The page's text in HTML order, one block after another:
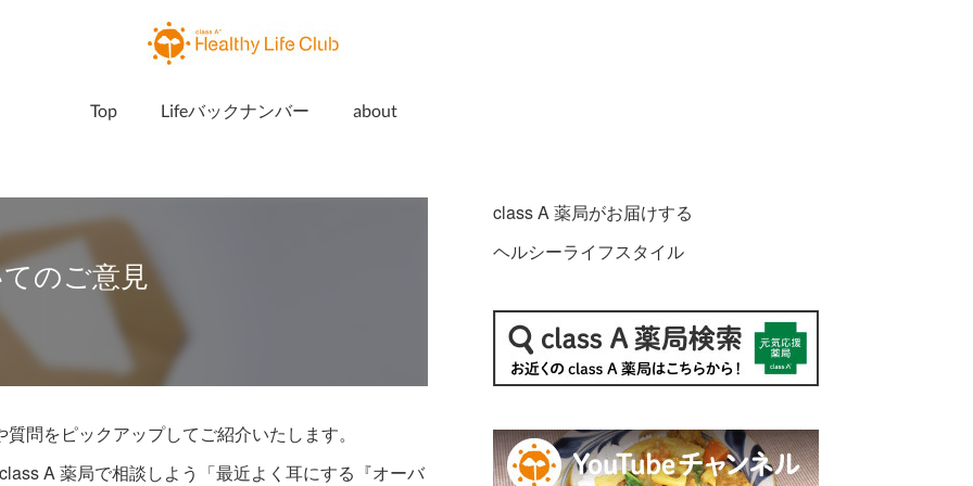
Top Lifeバックナンバー about
のご意見
問をピックアップしてご紹介いたします。
A 薬局で相談しよう「最近よく耳にする『オーバ
class A 薬局がお届けする
ヘルシーライフスタイル